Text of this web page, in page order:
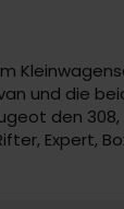
und die
den
Expert,